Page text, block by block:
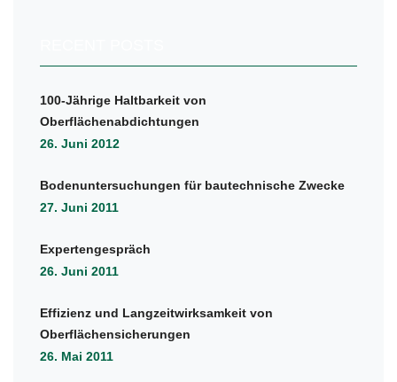
100-Jährige Haltbarkeit von
Oberflächenabdichtungen
26. Juni 2012
Bodenuntersuchungen für bautechnische Zwecke
27. Juni 2011
Expertengespräch
26. Juni 2011
Effizienz und Langzeitwirksamkeit von
Oberflächensicherungen
26. Mai 2011